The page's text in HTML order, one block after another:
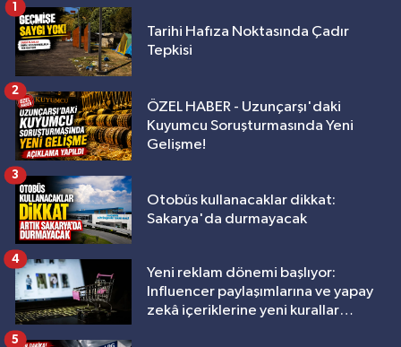
Tarihi Hafıza Noktasında Çadır
Tepkisi
1
ÖZEL HABER - Uzunçarşı'daki
Kuyumcu Soruşturmasında Yeni
Gelişme!
2
Otobüs kullanacaklar dikkat:
Sakarya'da durmayacak
3
Yeni reklam dönemi başlıyor:
Influencer paylaşımlarına ve yapay
zekâ içeriklerine yeni kurallar
4
5